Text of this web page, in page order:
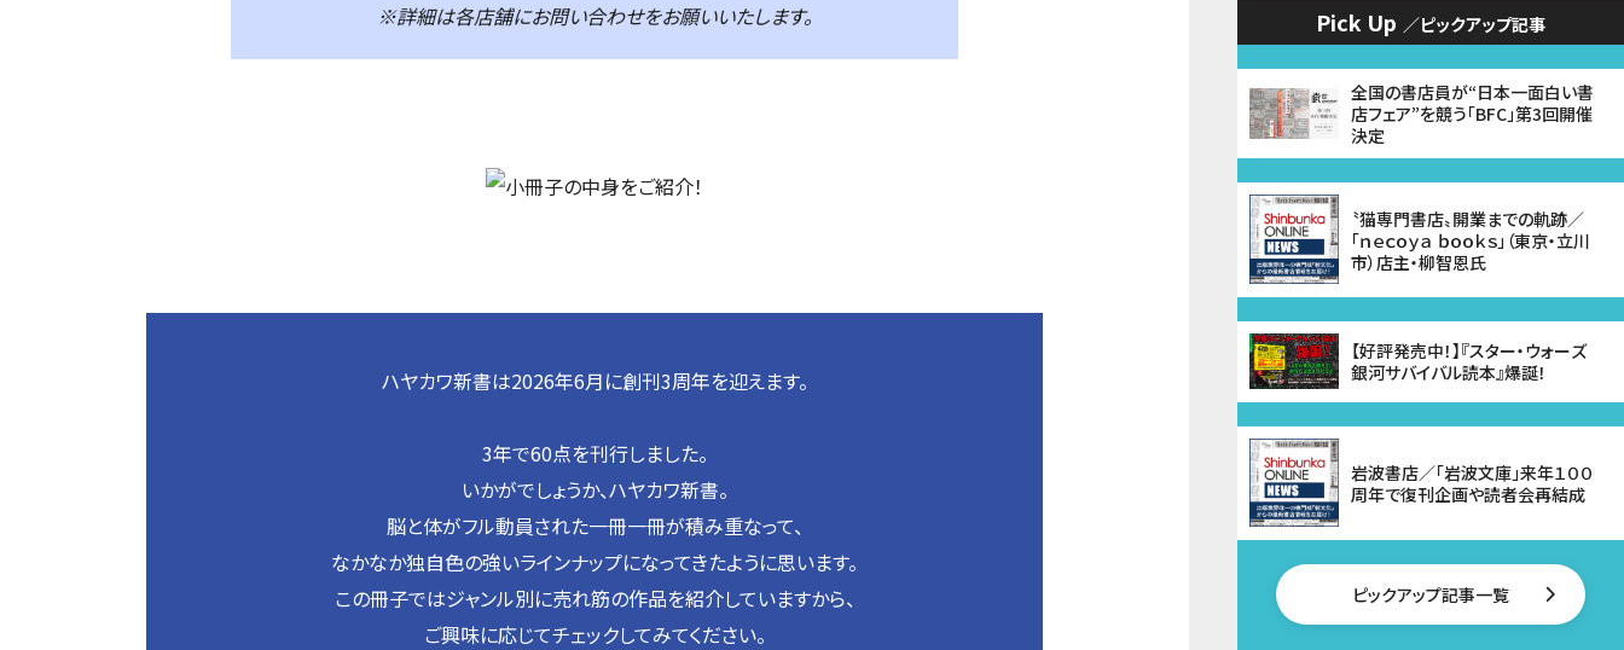
※詳細は各店舗にお問い合わせをお願いいたします。
ハヤカワ新書は2026年6月に創刊3周年を迎えます。
3年で60点を刊行しました。
いかがでしょうか、ハヤカワ新書。
脳と体がフル動員された一冊一冊が積み重なって、
なかなか独自色の強いラインナップになってきたように思います。
この冊子ではジャンル別に売れ筋の作品を紹介していますから、
ご興味に応じてチェックしてみてください。
Pick Up ／ピックアップ記事
全国の書店員が“日本一面白い書
店フェア”を競う「BFC」第3回開催
決定
〝猫専門書店〟開業までの軌跡／
「ｎｅｃｏｙａ ｂｏｏｋｓ」（東京・立川
市）店主・柳智恩氏
【好評発売中！】『スター・ウォーズ
銀河サバイバル読本』爆誕！
岩波書店／「岩波文庫」来年１００
周年で復刊企画や読者会再結成
ピックアップ記事一覧